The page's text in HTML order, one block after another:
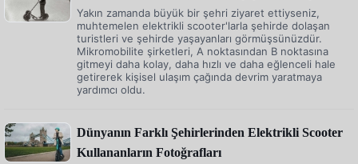
Yakın zamanda büyük bir şehri ziyaret ettiyseniz,
muhtemelen elektrikli scooter'larla şehirde dolaşan
turistleri ve şehirde yaşayanları görmüşsünüzdür.
Mikromobilite şirketleri, A noktasından B noktasına
gitmeyi daha kolay, daha hızlı ve daha eğlenceli hale
getirerek kişisel ulaşım çağında devrim yaratmaya
yardımcı oldu.
Dünyanın Farklı Şehirlerinden Elektrikli Scooter
Kullananların Fotoğrafları